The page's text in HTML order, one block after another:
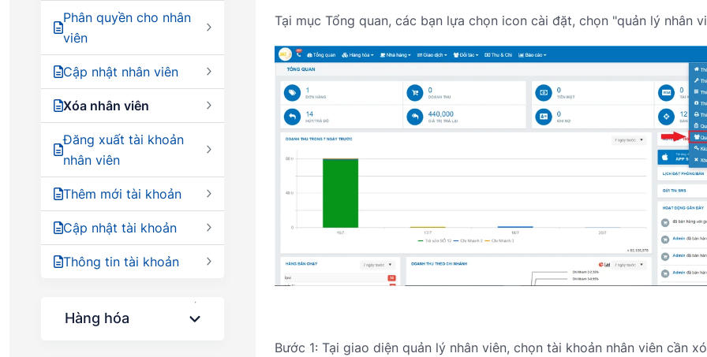
Phân quyền cho nhân
viên
Cập nhật nhân viên
Xóa nhân viên
Đăng xuất tài khoản
nhân viên
Thêm mới tài khoản
Cập nhật tài khoản
Thông tin tài khoản
Hàng hóa
Tại mục Tổng quan, các bạn lựa chọn icon cài đặt, chọn "quản lý nhân
Bước 1: Tại giao diện quản lý nhân viên, chọn tài khoản nhân viên cần